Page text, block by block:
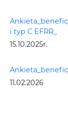
i typ C EFRR_
15.10.2025r.
11.02.2026